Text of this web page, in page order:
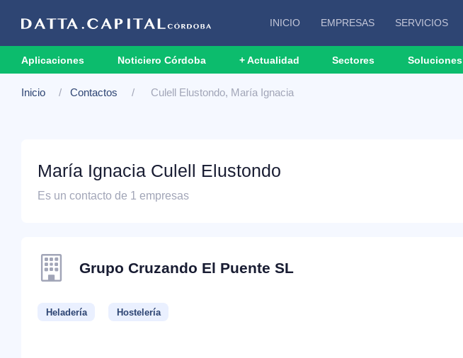
INICIO EMPRESAS SERVICIOS
Aplicaciones Noticiero Córdoba + Actualidad Sectores Soluciones
Inicio Contactos Culell Elustondo, María Ignacia
María Ignacia Culell Elustondo
Es un contacto de 1 empresas
Grupo Cruzando El Puente SL
Heladería Hostelería